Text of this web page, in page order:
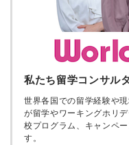
私たち留学コンサル
世界各国での留学経験や
が留学やワーキングホリ
校プログラム、キャンペ
す。